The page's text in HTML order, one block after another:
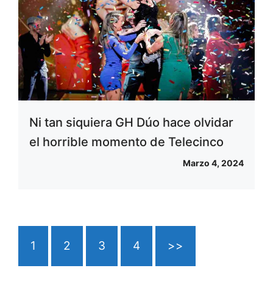
Ni tan siquiera GH Dúo hace olvidar
el horrible momento de Telecinco
Marzo 4, 2024
1 2 3 4 >>